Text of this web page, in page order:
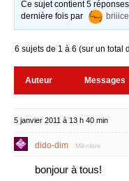
Ce sujet contient 5
dernière fois par
briiice
6 sujets de 1 à 6 (sur un total
Auteur Messages
5 janvier 2011 à 13 h 40 min
dido-dim Membre
bonjour à tous!